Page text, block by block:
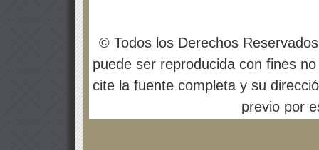
© Todos los Derechos
puede ser reproducida con fines
cite la fuente completa y su
previo por